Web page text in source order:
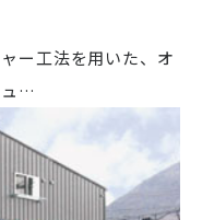
ー工法を用いた、オ
ュ…